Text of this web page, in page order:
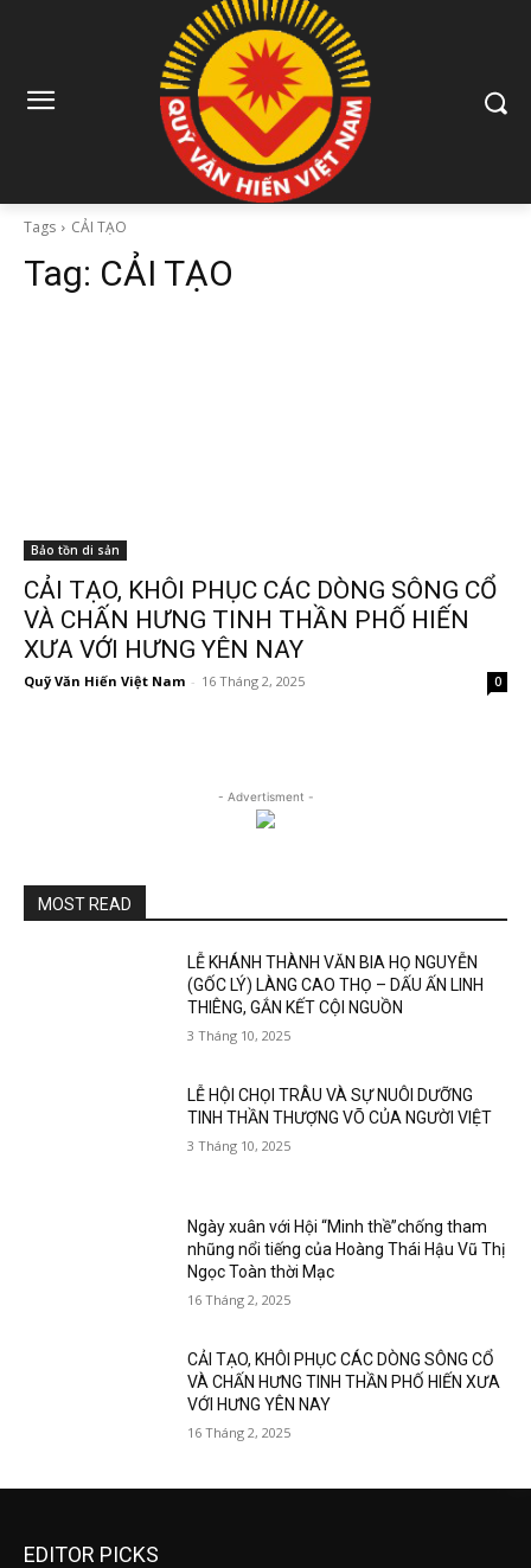
Tags CẢI TẠO
Tag: CẢI TẠO
Bảo tồn di sản
CẢI TẠO, KHÔI PHỤC CÁC DÒNG SÔNG CỔ
VÀ CHẤN HƯNG TINH THẦN PHỐ HIẾN
XƯA VỚI HƯNG YÊN NAY
Quỹ Văn Hiến Việt Nam - 16 Tháng 2, 2025 0
- Advertisment -
MOST READ
LỄ KHÁNH THÀNH VĂN BIA HỌ NGUYỄN
(GỐC LÝ) LÀNG CAO THỌ – DẤU ẤN LINH
THIÊNG, GẮN KẾT CỘI NGUỒN
3 Tháng 10, 2025
LỄ HỘI CHỌI TRÂU VÀ SỰ NUÔI DƯỠNG
TINH THẦN THƯỢNG VÕ CỦA NGƯỜI VIỆT
3 Tháng 10, 2025
Ngày xuân với Hội “Minh thề”chống tham
nhũng nổi tiếng của Hoàng Thái Hậu Vũ Thị
Ngọc Toàn thời Mạc
16 Tháng 2, 2025
CẢI TẠO, KHÔI PHỤC CÁC DÒNG SÔNG CỔ
VÀ CHẤN HƯNG TINH THẦN PHỐ HIẾN XƯA
VỚI HƯNG YÊN NAY
16 Tháng 2, 2025
EDITOR PICKS